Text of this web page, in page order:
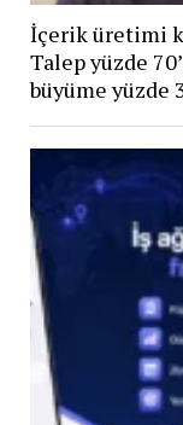
İçerik üretimi
Talep yüzde
büyüme yüzde